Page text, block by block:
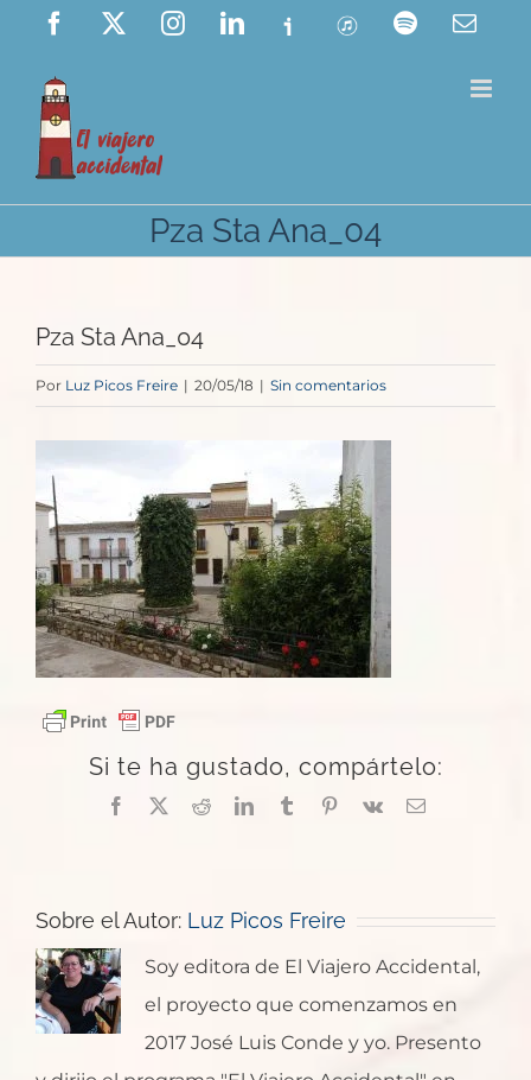
Saltar
contenido
Facebook InstagramLinkedIn
Ivoox ITunes Spotify
Pza Sta Ana_04
Pza Sta Ana_04
Por Luz Picos Freire | 20/05/18 | Sin comentarios
Si te ha gustado, compártelo:
Facebook
X RedditLinkedInTumblrPinterest
Vk
Correo
Sobre el Autor: Luz Picos Freire
Soy editora de El Viajero Accidental,
el proyecto que comenzamos en
2017 José Luis Conde y yo. Presento